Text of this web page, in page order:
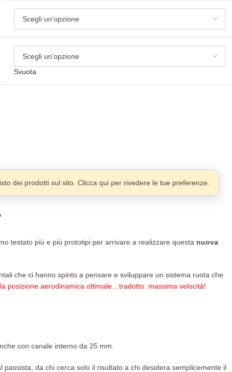
Svuota
dei prodotti sul sito. Clicca qui per rivedere le tue preferenze.
testato più e più prototipi per arrivare a realizzare questa nuova
che ci hanno spinto a pensare e sviluppare un sistema ruota che
posizione aerodinamica ottimale…tradotto: massima velocità!
con canale interno da 25 mm.
da chi cerca solo il risultato a chi desidera semplicemente il